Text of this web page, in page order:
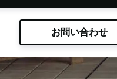
お問い合わせ